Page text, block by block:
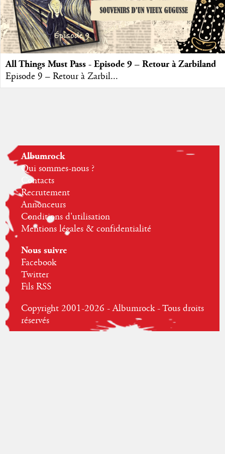
All Things Must Pass - Episode 9 – Retour à Zarbiland
Episode 9 – Retour à Zarbil...
Albumrock
Qui sommes-nous ?
Contacts
Recrutement
Annonceurs
Conditions d'utilisation
Mentions légales & confidentialité
Nous suivre
Facebook
Twitter
Fils RSS
Copyright 2001-2026 - Albumrock - Tous droits
réservés